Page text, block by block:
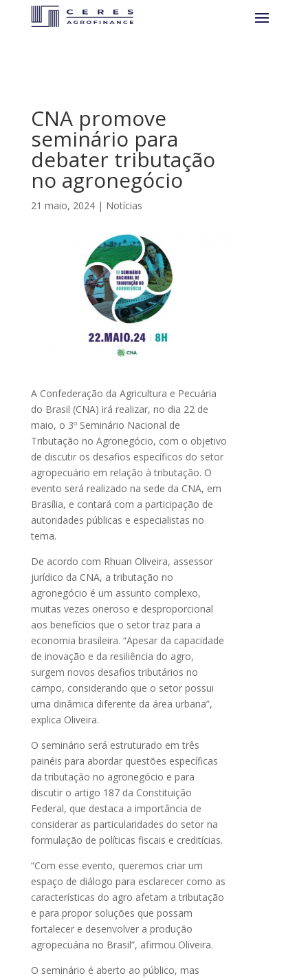
CNA promove
seminário para
debater tributação
no agronegócio
21 maio, 2024| Notícias
A Confederação da Agricultura e Pecuária
do Brasil (CNA) irá realizar, no dia 22 de
maio, o 3º Seminário Nacional de
Tributação no Agronegócio, com o objetivo
de discutir os desafios específicos do setor
agropecuário em relação à tributação. O
evento será realizado na sede da CNA, em
Brasília, e contará com a participação de
autoridades públicas e especialistas no
tema.
De acordo com Rhuan Oliveira, assessor
jurídico da CNA, a tributação no
agronegócio é um assunto complexo,
muitas vezes oneroso e desproporcional
aos benefícios que o setor traz para a
economia brasileira. “Apesar da capacidade
de inovação e da resiliência do agro,
surgem novos desafios tributários no
campo, considerando que o setor possui
uma dinâmica diferente da área urbana”,
explica Oliveira.
O seminário será estruturado em três
painéis para abordar questões específicas
da tributação no agronegócio e para
discutir o artigo 187 da Constituição
Federal, que destaca a importância de
considerar as particularidades do setor na
formulação de políticas fiscais e creditícias.
“Com esse evento, queremos criar um
espaço de diálogo para esclarecer como as
características do agro afetam a tributação
e para propor soluções que possam
fortalecer e desenvolver a produção
agropecuária no Brasil”, afirmou Oliveira.
O seminário é aberto ao público, mas